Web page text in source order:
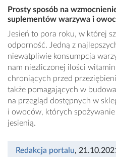
Prosty sposób na
suplementów warzywa i
Jesień to pora roku, w której
odporność. Jedną z
niewątpliwie konsumpcja
nam niezliczonej ilości
chroniących przed
także pomagających w
na przegląd dostępnych w
i owoców, których
jesienią.
Redakcja portalu,